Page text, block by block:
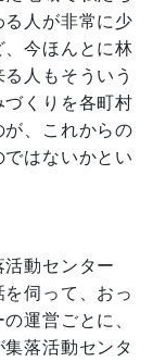
人が非常に少
今ほんとに林
人もそういう
くりを各町村
、これからの
はないかとい
動センター
を伺って、おっ
運営ごとに、
落活動センタ